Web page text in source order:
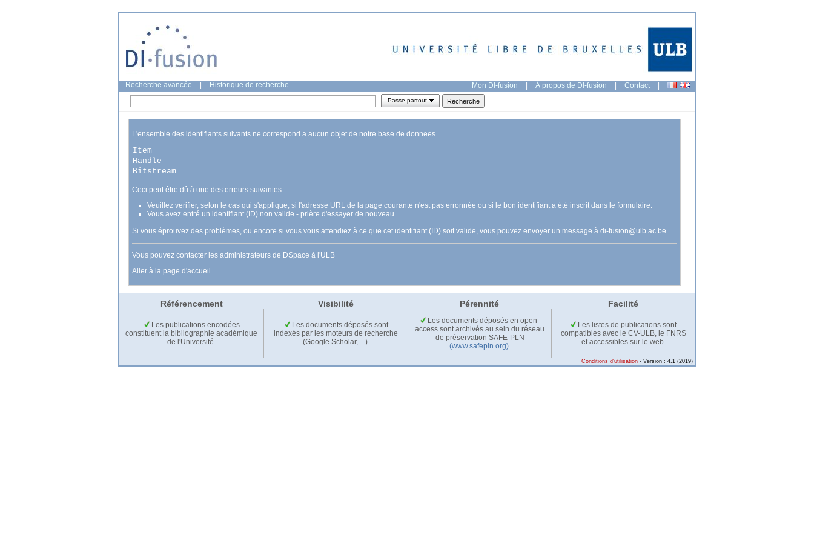
Recherche avancée Historique de recherche Mon DI-fusion | À propos de DI-fusion | Contact |
Passe-partout
L'ensemble des identifiants suivants ne correspond a aucun objet de notre base de donnees.
Item
Handle
Bitstream
Ceci peut être dû à une des erreurs suivantes:
Veuillez verifier, selon le cas qui s'applique, si l'adresse URL de la page courante n'est pas erronnée ou si le bon identifiant a été inscrit dans le formulaire.
Vous avez entré un identifiant (ID) non valide - prière d'essayer de nouveau
Si vous éprouvez des problèmes, ou encore si vous vous attendiez à ce que cet identifiant (ID) soit valide, vous pouvez envoyer un message à di-fusion@ulb.ac.be
Vous pouvez contacter les administrateurs de DSpace à l'ULB
Aller à la page d'accueil
Référencement Visibilité Pérennité Facilité
Les publications encodées
constituent la bibliographie académique
de l'Université.
Les documents déposés sont
indexés par les moteurs de recherche
(Google Scholar,…).
Les documents déposés en open-
access sont archivés au sein du réseau
de préservation SAFE-PLN
(www.safepln.org).
Les listes de publications sont
compatibles avec le CV-ULB, le FNRS
et accessibles sur le web.
Conditions d'utilisation - Version : 4.1 (2019)